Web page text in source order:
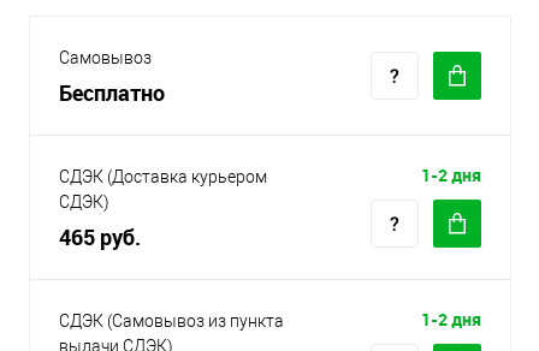
Самовывоз
Бесплатно
СДЭК (Доставка курьером
СДЭК)
465 руб.
1-2 дня
СДЭК (Самовывоз из пункта
выдачи СДЭК)
1-2 дня